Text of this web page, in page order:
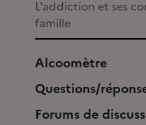
L'addiction et ses
famille
Alcoomètre
Questions/
Forums de